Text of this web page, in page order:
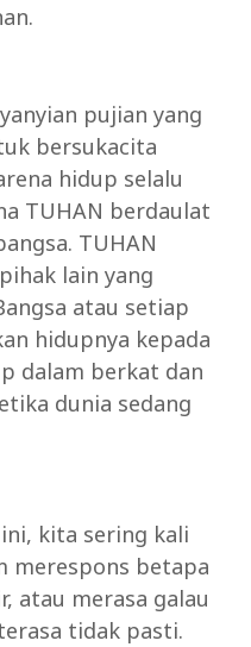
pujian yang
bersukacita
hidup selalu
TUHAN berdaulat
TUHAN
lain yang
atau setiap
hidupnya kepada
dalam berkat dan
dunia sedang
kita sering kali
merespons betapa
atau merasa galau
tidak pasti.